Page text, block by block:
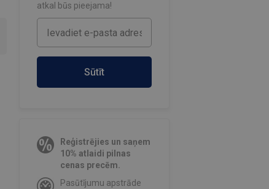
atkal būs pieejama!
Sūtīt
Reģistrējies un saņem
10% atlaidi pilnas
cenas precēm.
Pasūtījumu apstrāde